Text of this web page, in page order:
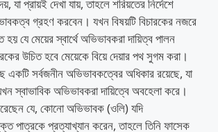
যা প্রায়ই দেখা যায়, তাহলে শরিয়তের নির্দেশে
গ্রহণ করবেন। যখন বিষয়টি বিচারকের নজরে
যে মেয়ের স্বার্থে অভিভাবকরা দায়িত্ব পালন
উচিত হবে মেয়েকে বিয়ে দেয়ার পথ সুগম করা।
একটি সর্বজনীন অভিভাবকত্বের অধিকার রয়েছে, যা
স্বাভাবিক অভিভাবকরা দায়িত্বে অবহেলা করে।
যে, কোনো অভিভাবক (ওলি) যদি
পাত্রকে প্রত্যাখ্যান করেন, তাহলে তিনি ফাসেক